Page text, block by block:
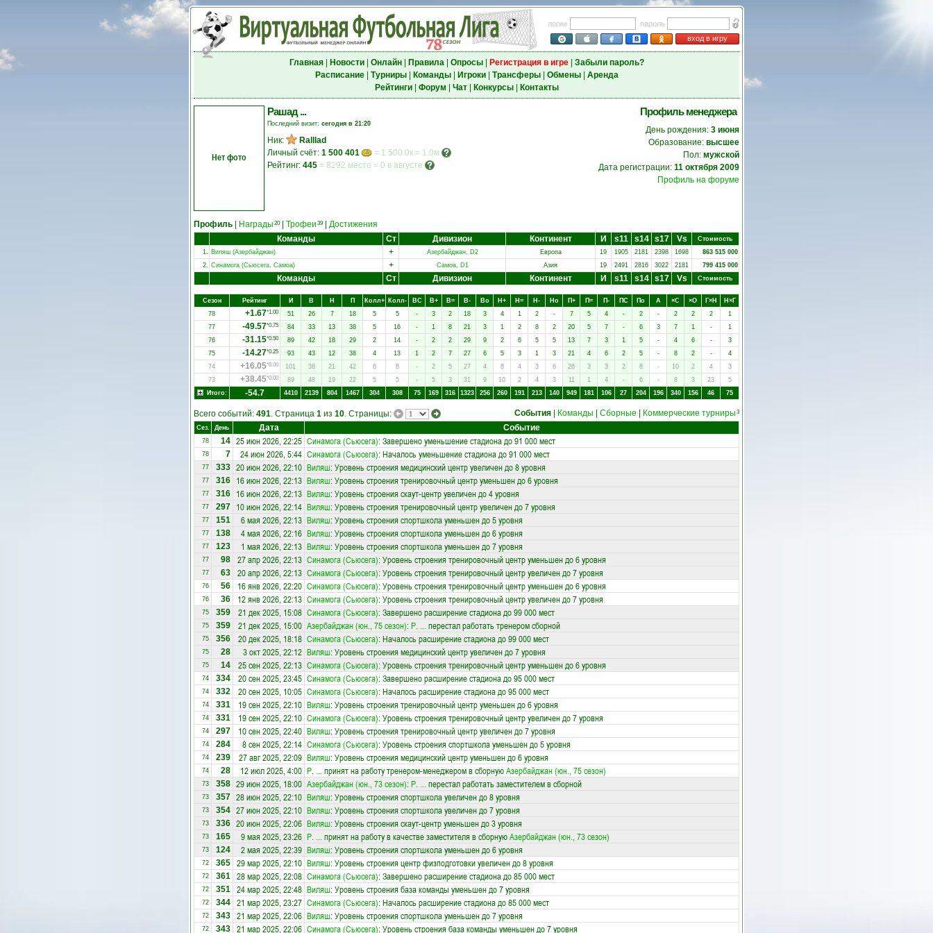
логин
пароль
вход в игру
Главная| Новости| Онлайн| Правила| Опросы| Регистрация в игре| Забыли пароль?
Расписание| Турниры| Команды| Игроки| Трансферы| Обмены| Аренда
Рейтинги| Форум Чат| Конкурсы| Контакты
Нет фото
Рашад ...
Последний визит: сегодня в 21:20
Ник:
Ralllad
Личный счёт: 1 500 401
= 1 500.0к = 1.0м
Рейтинг: 445 = 8292 место = 0 в августе
Профиль менеджера
День рождения: 3 июня
Образование: высшее
Пол: мужской
Дата регистрации: 11 октября 2009
Профиль на форуме
Профиль Награды 20| Трофеи 39
Достижения
Команды
Ст Дивизион Континент И s11 s14 s17 Vs
Стоимость
1. Виляш (Азербайджан) + Азербайджан, D2 Европа 19 1905 2181 2398 1698
863 515 000
2. Синамога (Сьюсега, Самоа) + Самоа, D1 Азия 19 2491 2816 3022 2181 799 415 000
Команды Ст Дивизион Континент И s11 s14 s17 Vs Стоимость
Сезон Рейтинг И В Н П Колл+ Колл- ВC В+ В= В- Вo Н+ Н= Н- Нo П+ П= П- ПC Пo А ×C ×O Г×Н
Н×Г
78
+1.67*1.00 51 26 7 18 5 5 - 3 2 18 3 4 1 2 - 7 5 4 - 2 - 2 2 2
1
77
-49.57*0.75 84 33 13 38 5 16 - 1 8 21 3 1 2 8 2 20 5 7 - 6 3 7 1 -
1
76
-31.15*0.50 89 42 18 29 2 14 - 2 2 29 9 2 6 5 5 13 7 3 1 5 - 4 6 -
3
75
-14.27*0.25 93 43 12 38 4 13 1 2 7 27 6 5 3 1 3 21 4 6 2 5 - 8 2 -
4
74
+16.05*0.00 101 38 21 42 6 8 - 2 5 27 4 8 4 3 6 26 3 3 2 8 - 10 2 4
3
73
+38.45*0.00 89 48 19 22 5 5 - 5 3 31 9 10 2 4 3 11 1 4 - 6 - 8 3 23
5
Итого:
-54.7 4410 2139 804 1467 304 308 75 169 316 1323 256 260 191 213 140 949 181 106 27 204 196 340 156 46 75
Всего событий: 491. Страница 1 из 10. Страницы: События Команды Сборные Коммерческие турниры 3
Сез. День Дата Событие
78 14 25 июн 2026, 22:25 Синамога (Сьюсега): Завершено уменьшение стадиона до 91 000 мест
78 7 24 июн 2026, 5:44 Синамога (Сьюсега): Началось уменьшение стадиона до 91 000 мест
77 333 20 июн 2026, 22:10 Виляш: Уровень строения медицинский центр увеличен до 8 уровня
77 316 16 июн 2026, 22:13 Виляш: Уровень строения тренировочный центр уменьшен до 6 уровня
77 316 16 июн 2026, 22:13 Виляш: Уровень строения скаут-центр увеличен до 4 уровня
77 297 10 июн 2026, 22:14 Виляш: Уровень строения тренировочный центр увеличен до 7 уровня
77 151 6 мая 2026, 22:13 Виляш: Уровень строения спортшкола уменьшен до 5 уровня
77 138 4 мая 2026, 22:16 Виляш: Уровень строения спортшкола уменьшен до 6 уровня
77 123 1 мая 2026, 22:13 Виляш: Уровень строения спортшкола уменьшен до 7 уровня
77 98 27 апр 2026, 22:13 Синамога (Сьюсега): Уровень строения тренировочный центр уменьшен до 6 уровня
77 63 20 апр 2026, 22:13 Синамога (Сьюсега): Уровень строения тренировочный центр увеличен до 7 уровня
76 56 16 янв 2026, 22:20 Синамога (Сьюсега): Уровень строения тренировочный центр уменьшен до 6 уровня
76 36 12 янв 2026, 22:13 Синамога (Сьюсега): Уровень строения тренировочный центр увеличен до 7 уровня
75 359 21 дек 2025, 15:08 Синамога (Сьюсега): Завершено расширение стадиона до 99 000 мест
75 359 21 дек 2025, 15:00 Азербайджан (юн., 75 сезон): Р. ... перестал работать тренером сборной
75 356 20 дек 2025, 18:18 Синамога (Сьюсега): Началось расширение стадиона до 99 000 мест
75 28 3 окт 2025, 22:12 Виляш: Уровень строения медицинский центр увеличен до 7 уровня
75 14 25 сен 2025, 22:13 Синамога (Сьюсега): Уровень строения тренировочный центр уменьшен до 6 уровня
74 334 20 сен 2025, 23:45 Синамога (Сьюсега): Завершено расширение стадиона до 95 000 мест
74 332 20 сен 2025, 10:05 Синамога (Сьюсега): Началось расширение стадиона до 95 000 мест
74 331 19 сен 2025, 22:10 Виляш: Уровень строения тренировочный центр уменьшен до 6 уровня
74 331 19 сен 2025, 22:10 Синамога (Сьюсега): Уровень строения тренировочный центр увеличен до 7 уровня
74 297 10 сен 2025, 22:40 Виляш: Уровень строения тренировочный центр увеличен до 7 уровня
74 284 8 сен 2025, 22:14 Синамога (Сьюсега): Уровень строения спортшкола уменьшен до 5 уровня
74 239 27 авг 2025, 22:09 Виляш: Уровень строения медицинский центр уменьшен до 6 уровня
74 28 12 июл 2025, 4:00 Р. ... принят на работу тренером-менеджером в сборнуюАзербайджан (юн., 75 сезон)
73 358 29 июн 2025, 18:00 Азербайджан (юн., 73 сезон): Р. ... перестал работать заместителем в сборной
73 357 28 июн 2025, 22:10 Виляш: Уровень строения спортшкола увеличен до 8 уровня
73 354 27 июн 2025, 22:10 Виляш: Уровень строения спортшкола увеличен до 7 уровня
73 336 20 июн 2025, 22:06 Виляш: Уровень строения скаут-центр уменьшен до 3 уровня
73 165 9 мая 2025, 23:26 Р. ... принят на работу в качестве заместителя в сборнуюАзербайджан (юн., 73 сезон)
73 124 2 мая 2025, 22:39 Виляш: Уровень строения спортшкола уменьшен до 6 уровня
72 365 29 мар 2025, 22:10 Виляш: Уровень строения центр физподготовки увеличен до 8 уровня
72 361 28 мар 2025, 22:08 Синамога (Сьюсега): Завершено расширение стадиона до 85 000 мест
72 351 24 мар 2025, 22:48 Виляш: Уровень строения база команды уменьшен до 7 уровня
72 344 21 мар 2025, 23:27 Синамога (Сьюсега): Началось расширение стадиона до 85 000 мест
72 343 21 мар 2025, 22:06 Виляш: Уровень строения спортшкола уменьшен до 7 уровня
72 343 21 мар 2025, 22:06 Синамога (Сьюсега): Уровень строения база команды уменьшен до 7 уровня